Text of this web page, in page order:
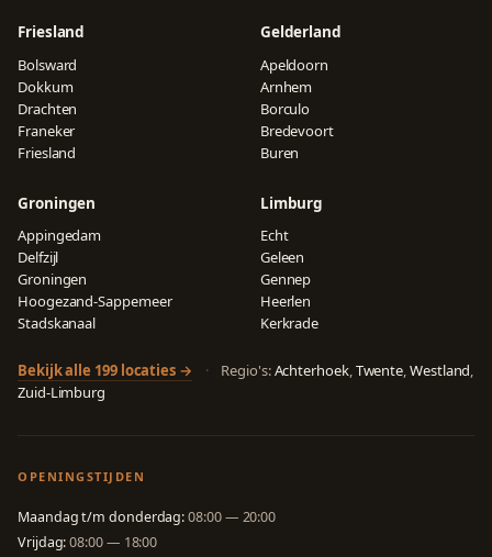
Friesland
Bolsward
Dokkum
Drachten
Franeker
Friesland
Gelderland
Apeldoorn
Arnhem
Borculo
Bredevoort
Buren
Groningen
Appingedam
Delfzijl
Groningen
Hoogezand-Sappemeer
Stadskanaal
Limburg
Echt
Geleen
Gennep
Heerlen
Kerkrade
Bekijk alle 199 locaties → · Regio's:Achterhoek,Twente,Westland,
Zuid-Limburg
OPENINGSTIJDEN
Maandag t/m donderdag:08:00 — 20:00
Vrijdag:08:00 — 18:00